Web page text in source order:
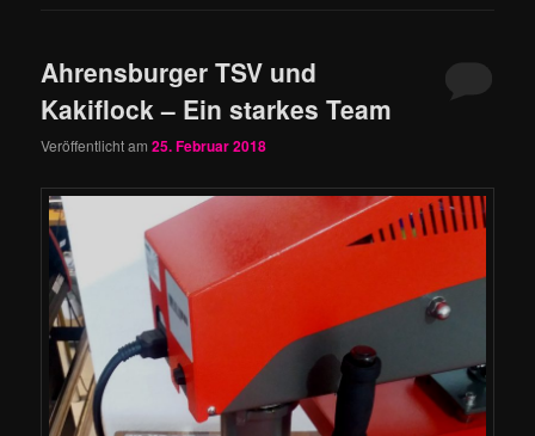
Ahrensburger TSV und
Kakiflock – Ein starkes Team
Veröffentlicht am25. Februar 2018